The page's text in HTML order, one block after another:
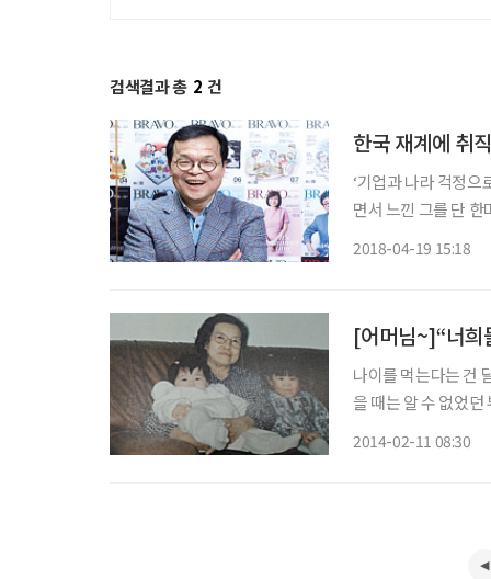
검색결과 총 2 건
한국 재계에 취
‘기업과 나라 걱정
면서 느낀 그를 단
2018-04-19 15:18
[어머님~]“너
나이를 먹는다는 건
을 때는 알 수 없었
2014-02-11 08:30